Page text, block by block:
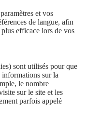
et vos
de langue, afin
efficace lors de vos
sont utilisés pour que
informations sur la
le nombre
sur le site et les
parfois appelé